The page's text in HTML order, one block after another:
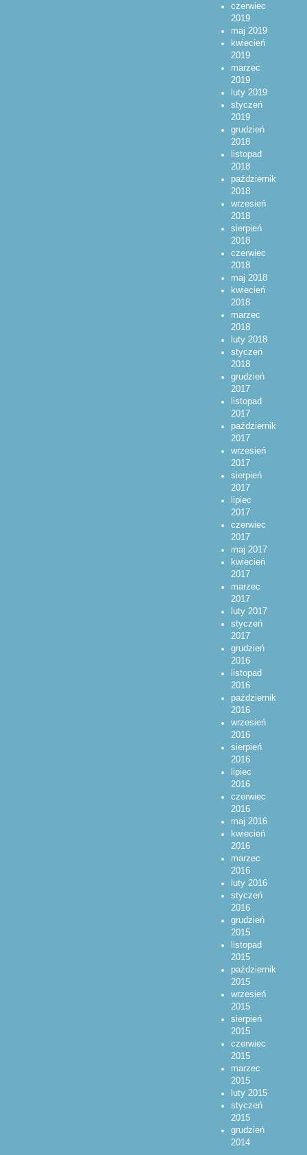
czerwiec
2019
maj 2019
kwiecień
2019
marzec
2019
luty 2019
styczeń
2019
grudzień
2018
listopad
2018
październik
2018
wrzesień
2018
sierpień
2018
czerwiec
2018
maj 2018
kwiecień
2018
marzec
2018
luty 2018
styczeń
2018
grudzień
2017
listopad
2017
październik
2017
wrzesień
2017
sierpień
2017
lipiec
2017
czerwiec
2017
maj 2017
kwiecień
2017
marzec
2017
luty 2017
styczeń
2017
grudzień
2016
listopad
2016
październik
2016
wrzesień
2016
sierpień
2016
lipiec
2016
czerwiec
2016
maj 2016
kwiecień
2016
marzec
2016
luty 2016
styczeń
2016
grudzień
2015
listopad
2015
październik
2015
wrzesień
2015
sierpień
2015
czerwiec
2015
marzec
2015
luty 2015
styczeń
2015
grudzień
2014